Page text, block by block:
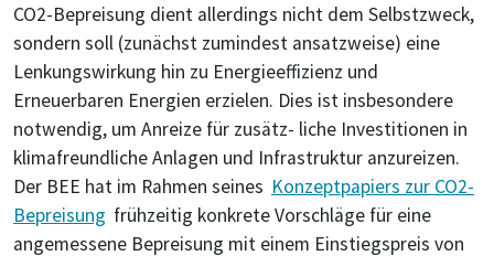
CO2-Bepreisung dient allerdings nicht dem Selbstzweck,
sondern soll (zunächst zumindest ansatzweise) eine
Lenkungswirkung hin zu Energieeffizienz und
Erneuerbaren Energien erzielen. Dies ist insbesondere
notwendig, um Anreize für zusätz- liche Investitionen in
klimafreundliche Anlagen und Infrastruktur anzureizen.
Der BEE hat im Rahmen seines Konzeptpapiers zur CO2-
Bepreisung frühzeitig konkrete Vorschläge für eine
angemessene Bepreisung mit einem Einstiegspreis von